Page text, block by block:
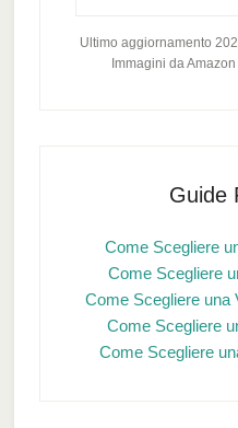
Ultimo aggiornamento
Immagini da
Guide
Come Scegliere
Come Scegliere
Come Scegliere una
Come Scegliere
Come Scegliere